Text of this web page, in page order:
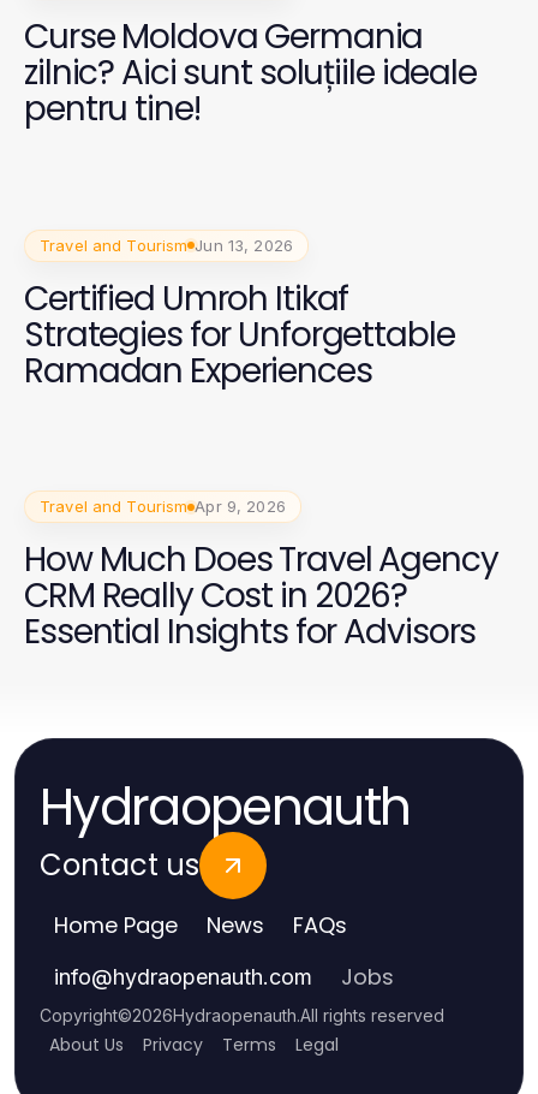
Curse Moldova Germania
zilnic? Aici sunt soluțiile ideale
pentru tine!
Travel and Tourism Jun 13, 2026
Certified Umroh Itikaf
Strategies for Unforgettable
Ramadan Experiences
Travel and Tourism Apr 9, 2026
How Much Does Travel Agency
CRM Really Cost in 2026?
Essential Insights for Advisors
Hydraopenauth
Contact us
Home Page News FAQs
info@hydraopenauth.com Jobs
Copyright©2026Hydraopenauth.All rights reserved
About Us Privacy Terms Legal